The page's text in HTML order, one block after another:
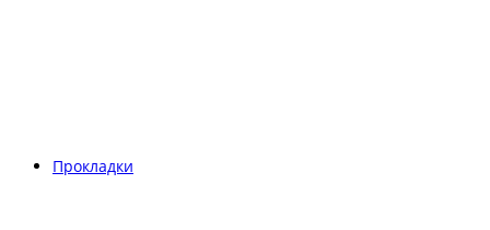
Прокладки